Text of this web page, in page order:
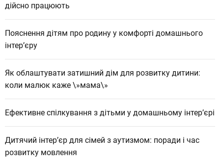
дійсно працюють
Пояснення дітям про родину у комфорті домашнього
інтер’єру
Як облаштувати затишний дім для розвитку дитини:
коли малюк каже \»мама\»
Ефективне спілкування з дітьми у домашньому інтер’єрі
Дитячий інтер’єр для сімей з аутизмом: поради і час
розвитку мовлення